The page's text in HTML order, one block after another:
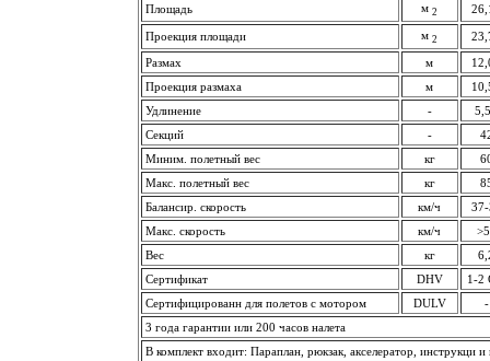
Площадь
м2
Проекция площади м2
Размах
м
Проекция размаха
м
Удлинение
-
Секций
-
Миним. полетный вес
кг
Макс. полетный вес
кг
Балансир. скорость
км/ч
Макс. скорость
км/ч
Вес
кг
Сертификат
DHV
1-2
Сертифицированн для полетов с мотором
DULV
-
3 года гарантии или 200 часов налета
В комплект входит: Параплан, рюкзак, акселератор, инструкци